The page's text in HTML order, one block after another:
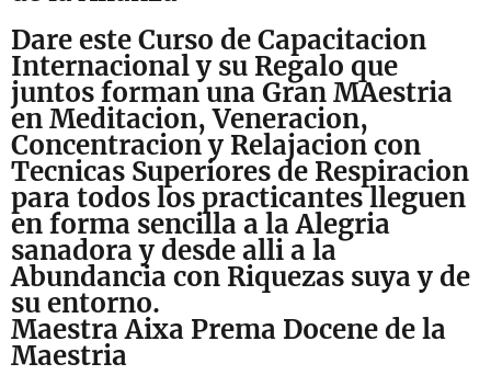
Dare este Curso de Capacitacion
Internacional y su Regalo que
juntos forman una Gran MAestria
en Meditacion, Veneracion,
Concentracion y Relajacion con
Tecnicas Superiores de Respiracion
para todos los practicantes lleguen
en forma sencilla a la Alegria
sanadora y desde alli a la
Abundancia con Riquezas suya y de
su entorno.
Maestra Aixa Prema Docene de la
Maestria